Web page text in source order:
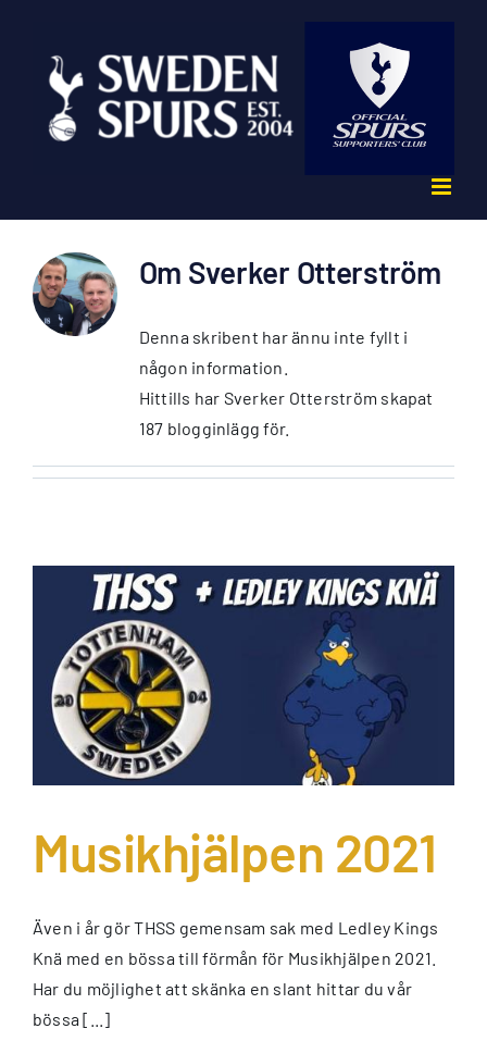
innehållet
Om Sverker Otterström
Denna skribent har ännu inte fyllt i
någon information.
Hittills har Sverker Otterström skapat
187 blogginlägg för.
Musikhjälpen 2021
Även i år gör THSS gemensam sak med Ledley Kings
Knä med en bössa till förmån för Musikhjälpen 2021.
Har du möjlighet att skänka en slant hittar du vår
bössa [...]